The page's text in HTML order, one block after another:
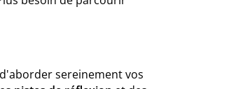
sereinement vos